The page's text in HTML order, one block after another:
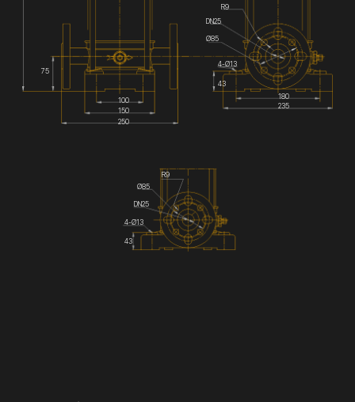
DN25
75
100
150
250
180
235
43
4-Ø13
Ø85
R9
DN25
R9
Ø85
4-Ø13
43